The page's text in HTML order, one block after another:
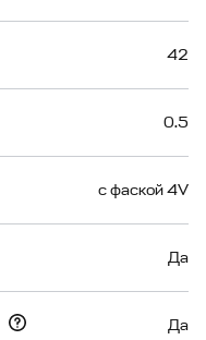
42
0.5
с фаской 4V
Да
Да